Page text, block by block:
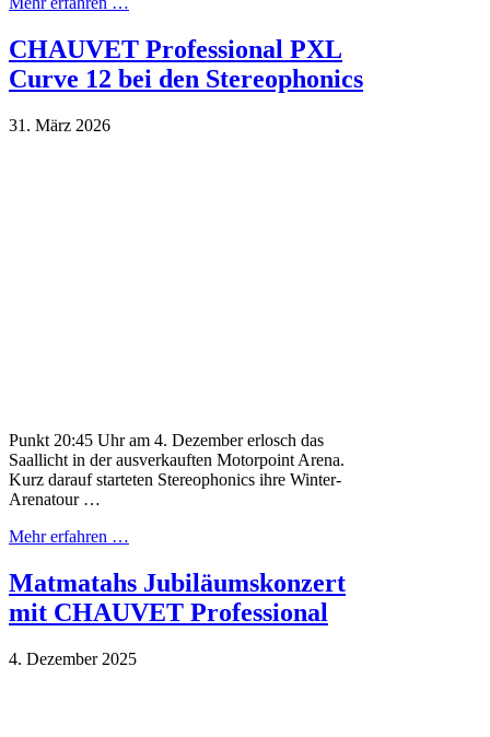
CHAUVET Professional PXL
Curve 12 bei den Stereophonics
31. März 2026
Punkt 20:45 Uhr am 4. Dezember erlosch das
Saallicht in der ausverkauften Motorpoint Arena.
Kurz darauf starteten Stereophonics ihre Winter-
Arenatour …
Mehr erfahren …
Matmatahs Jubiläumskonzert
mit CHAUVET Professional
4. Dezember 2025